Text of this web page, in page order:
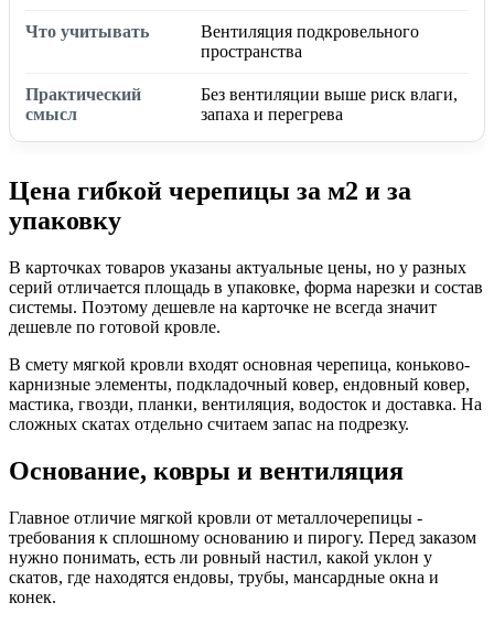
Вентиляция подкровельного
пространства
Без вентиляции выше риск влаги,
запаха и перегрева
Цена гибкой черепицы за м2 и за
упаковку
В карточках товаров указаны актуальные цены, но у разных
серий отличается площадь в упаковке, форма нарезки и состав
системы. Поэтому дешевле на карточке не всегда значит
дешевле по готовой кровле.
В смету мягкой кровли входят основная черепица, коньково-
карнизные элементы, подкладочный ковер, ендовный ковер,
мастика, гвозди, планки, вентиляция, водосток и доставка. На
сложных скатах отдельно считаем запас на подрезку.
Основание, ковры и вентиляция
Главное отличие мягкой кровли от металлочерепицы -
требования к сплошному основанию и пирогу. Перед заказом
нужно понимать, есть ли ровный настил, какой уклон у
скатов, где находятся ендовы, трубы, мансардные окна и
конек.